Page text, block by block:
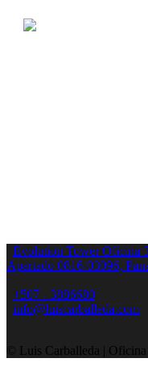
Evolution Tower Oficina
Apartado 0816-03096,
+507 - 3886680
info@luiscarballeda.com
© Luis Carballeda |